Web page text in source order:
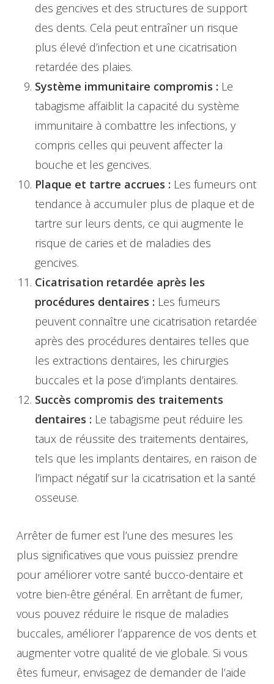
des gencives et des structures de support
des dents. Cela peut entraîner un risque
plus élevé d’infection et une cicatrisation
retardée des plaies.
Système immunitaire compromis : Le
tabagisme affaiblit la capacité du système
immunitaire à combattre les infections, y
compris celles qui peuvent affecter la
bouche et les gencives.
Plaque et tartre accrues : Les fumeurs ont
tendance à accumuler plus de plaque et de
tartre sur leurs dents, ce qui augmente le
risque de caries et de maladies des
gencives.
Cicatrisation retardée après les
procédures dentaires : Les fumeurs
peuvent connaître une cicatrisation retardée
après des procédures dentaires telles que
les extractions dentaires, les chirurgies
buccales et la pose d’implants dentaires.
Succès compromis des traitements
dentaires : Le tabagisme peut réduire les
taux de réussite des traitements dentaires,
tels que les implants dentaires, en raison de
l’impact négatif sur la cicatrisation et la santé
osseuse.
Arrêter de fumer est l’une des mesures les
plus significatives que vous puissiez prendre
pour améliorer votre santé bucco-dentaire et
votre bien-être général. En arrêtant de fumer,
vous pouvez réduire le risque de maladies
buccales, améliorer l’apparence de vos dents et
augmenter votre qualité de vie globale. Si vous
êtes fumeur, envisagez de demander de l’aide